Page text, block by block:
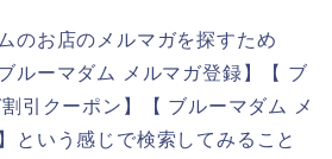
のお店のメルマガを探すため
ルーマダム メルマガ登録】【 ブ
引クーポン】【 ブルーマダム メ
という感じで検索してみること